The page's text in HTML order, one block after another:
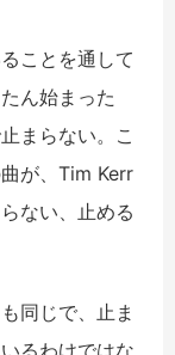
ことを通して
ん始まった
まらない。こ
が、Tim Kerr
ない、止める
同じで、止ま
るわけではな